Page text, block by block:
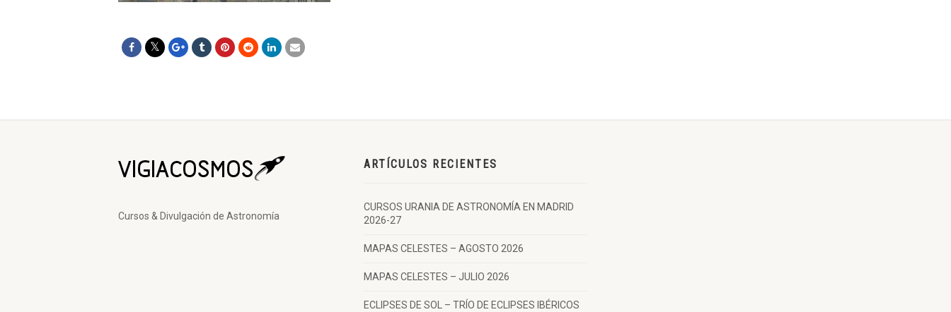
Cursos & Divulgación de Astronomía
ARTÍCULOS RECIENTES
CURSOS URANIA DE ASTRONOMÍA EN MADRID
2026-27
MAPAS CELESTES – AGOSTO 2026
MAPAS CELESTES – JULIO 2026
ECLIPSES DE SOL – TRÍO DE ECLIPSES IBÉRICOS